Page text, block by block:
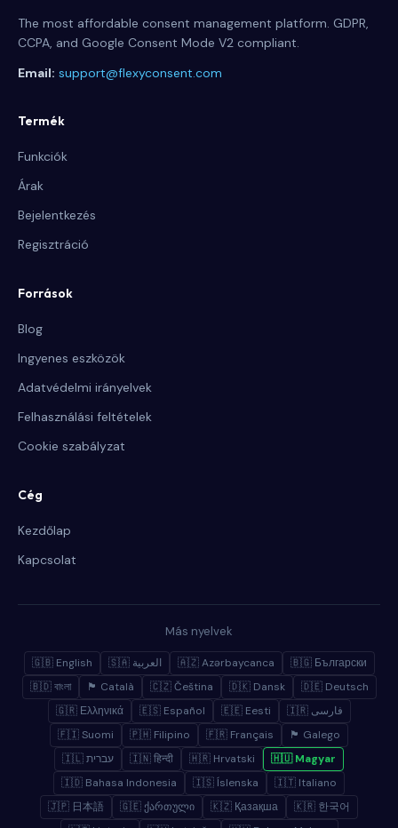
The most affordable consent management platform. GDPR,
CCPA, and Google Consent Mode V2 compliant.
Email: support@flexyconsent.com
Termék
Funkciók
Árak
Bejelentkezés
Regisztráció
Források
Blog
Ingyenes eszközök
Adatvédelmi irányelvek
Felhasználási feltételek
Cookie szabályzat
Cég
Kezdőlap
Kapcsolat
Más nyelvek
🇬🇧 English 🇸🇦 العربية 🇦🇿 Azərbaycanca
🇧🇬 Български
🇧🇩 বাংলা
🏴 Català 🇨🇿 Čeština 🇩🇰 Dansk
🇩🇪 Deutsch
🇬🇷 Ελληνικά
🇪🇸 Español 🇪🇪 Eesti
🇮🇷 فارسی
🇫🇮 Suomi
🇵🇭 Filipino 🇫🇷 Français
🏴 Galego
🇮🇱 עברית
🇮🇳 हिन्दी 🇭🇷 Hrvatski
🇭🇺 Magyar
🇮🇩 Bahasa Indonesia
🇮🇸 Íslenska
🇮🇹 Italiano
🇯🇵 日本語
🇬🇪 ქართული 🇰🇿 Қазақша
🇰🇷 한국어